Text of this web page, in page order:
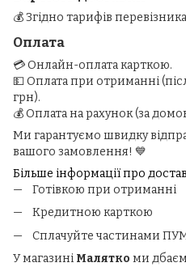
💰 Згідно тарифів
Оплата
💳 Онлайн-оплата карткою.
💵 Оплата при отриманні
грн).
💰 Оплата на рахунок (за
Ми гарантуємо швидку
вашого замовлення! 💙
Більше інформації про
Готівкою при отриманні
Кредитною карткою
Сплачуйте частинами
У магазині Малятко ми